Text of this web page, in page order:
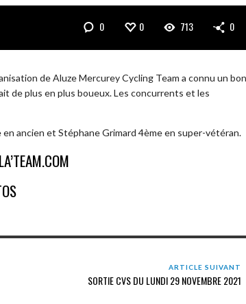
0 0 713 0
de Aluze Mercurey Cycling Team a connu un bon
de plus en plus boueux. Les concurrents et les
ancien et Stéphane Grimard 4ème en super-vétéran.
ARTICLE SUIVANT
SORTIE CVS DU LUNDI 29 NOVEMBRE 2021